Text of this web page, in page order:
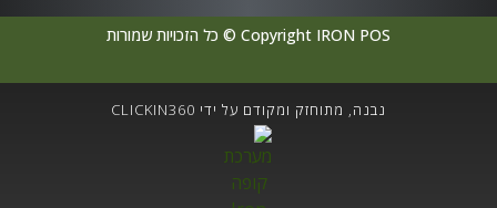
Copyright IRON POS © כל הזכויות שמורות
נבנה, מתוחזק ומקודם על ידי CLICKIN360